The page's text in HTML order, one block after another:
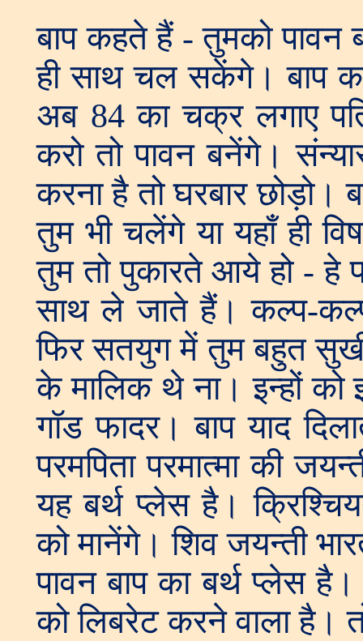
बाप कहते हैं - तुमको पावन
ही साथ चल सकेंगे। बाप
अब 84 का चक्र लगाए
करो तो पावन बनेंगे।
करना है तो घरबार छोड़ो।
तुम भी चलेंगे या यहाँ ही
तुम तो पुकारते आये हो -
साथ ले जाते हैं। कल्प-
फिर सतयुग में तुम बहुत सुखी
के मालिक थे ना। इन्हों को
गॉड फादर। बाप याद
परमपिता परमात्मा की
यह बर्थ प्लेस है।
को मानेंगे। शिव जयन्ती
पावन बाप का बर्थ प्लेस
को लिबरेट करने वाला है।